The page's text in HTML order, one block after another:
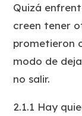
Quizá
creen tener
prometieron
modo de
no salir.
2.1.1 Hay